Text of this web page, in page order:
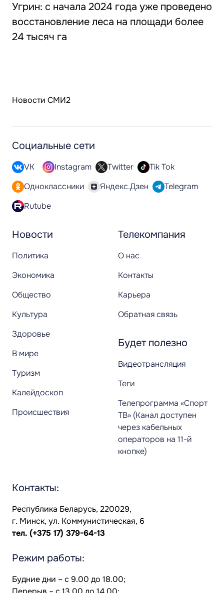
Угрин: с начала 2024 года уже проведено
восстановление леса на площади более
24 тысяч га
Новости СМИ2
Новости
Политика
Экономика
Общество
Культура
Здоровье
В мире
Туризм
Калейдоскоп
Происшествия
Телекомпания
О нас
Контакты
Карьера
Обратная связь
Будет полезно
Видеотрансляция
Теги
Телепрограмма «Спорт
ТВ» (Канал доступен
через кабельных
операторов на 11-й
кнопке)
Социальные сети
VK Instagram Twitter
Tik Tok
Одноклассники
Яндекс.Дзен
Telegram
Rutube
Контакты:
Республика Беларусь, 220029,
г. Минск, ул. Коммунистическая, 6
тел. (+375 17) 379-64-13
Режим работы:
Будние дни – с 9.00 до 18.00;